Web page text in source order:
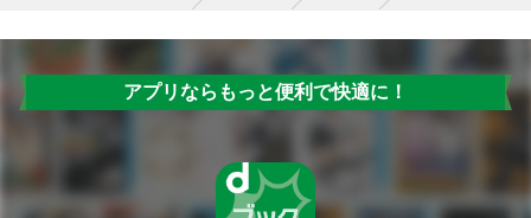
アプリならもっと便利で快適に！